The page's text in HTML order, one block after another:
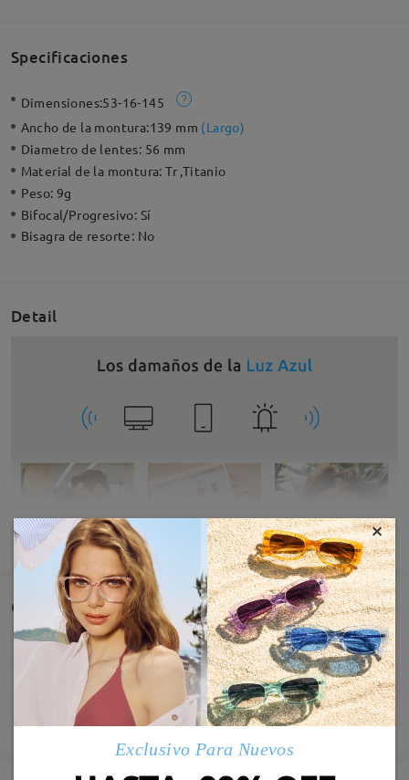
Specificaciones
Dimensiones:53-16-145
Ancho de la montura:139 mm (Largo)
Diametro de lentes: 56 mm
Material de la montura:Tr ,Titanio
Peso: 9g
Bifocal/Progresivo: Sí
Bisagra de resorte: No
Detail
MOSTRAR MÁS
Comentarios de Clientes
Comparta su experiencia de compra para ayudar a otros a
obtener gafas satisfechas
Deje su comentario
×
Exclusivo Para Nuevos